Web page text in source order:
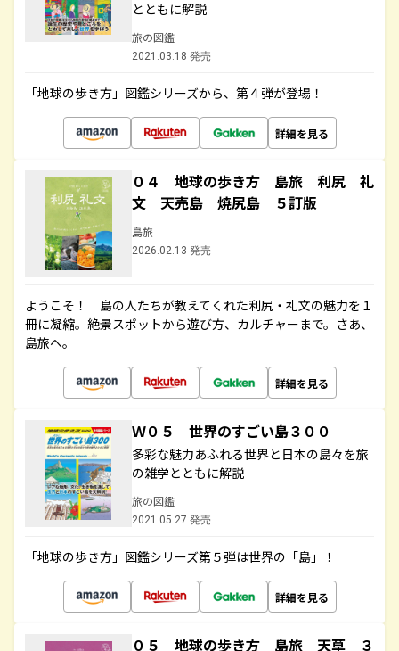
とともに解説
旅の図鑑
2021.03.18 発売
「地球の歩き方」図鑑シリーズから、第４弾が登場！
詳細を見る
０４ 地球の歩き方 島旅 利尻 礼
文 天売島 焼尻島 ５訂版
島旅
2026.02.13 発売
ようこそ！ 島の人たちが教えてくれた利尻・礼文の魅力を１
冊に凝縮。絶景スポットから遊び方、カルチャーまで。さあ、
島旅へ。
詳細を見る
Ｗ０５ 世界のすごい島３００
多彩な魅力あふれる世界と日本の島々を旅
の雑学とともに解説
旅の図鑑
2021.05.27 発売
「地球の歩き方」図鑑シリーズ第５弾は世界の「島」！
詳細を見る
０５ 地球の歩き方 島旅 天草 ３